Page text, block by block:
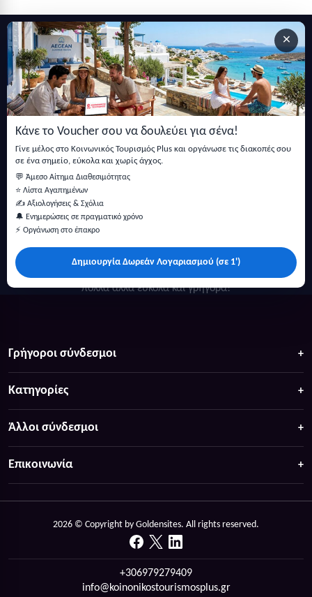
×
Κάνε το Voucher σου να δουλεύει για σένα!
Γίνε μέλος στο Κοινωνικός Τουρισμός Plus και οργάνωσε τις διακοπές σου
σε ένα σημείο, εύκολα και χωρίς άγχος.
💬 Άμεσο Αίτημα Διαθεσιμότητας
⭐ Λίστα Αγαπημένων
✍️ Αξιολογήσεις & Σχόλια
🔔 Ενημερώσεις σε πραγματικό χρόνο
⚡ Οργάνωση στο έπακρο
Δημιουργία Δωρεάν Λογαριασμού (σε 1')
Εγγραφείτε στο newsletter μας
Μείνετε ενημερωμένοι με τις τελευταίες ειδήσεις, ανακοινώσεις
και άρθρα.
πολλά άλλα ευκολα και γρήγορα!
Γρήγοροι σύνδεσμοι
Κατηγορίες
Άλλοι σύνδεσμοι
Επικοινωνία
2026 © Copyright by Goldensites. All rights reserved.
+306979279409
info@koinonikostourismosplus.gr